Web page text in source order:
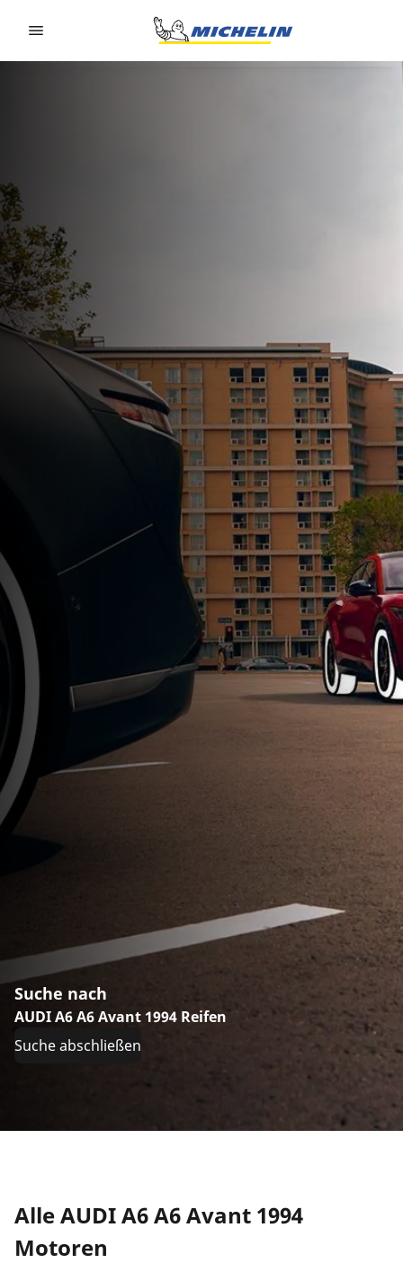
Suche nach
AUDI A6 A6 Avant 1994 Reifen
Suche abschließen
Alle AUDI A6 A6 Avant 1994
Motoren